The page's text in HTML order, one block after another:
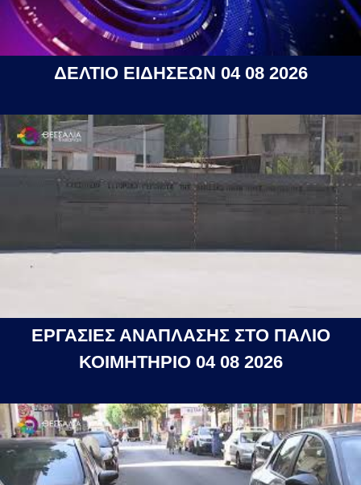
ΔΕΛΤΙΟ ΕΙΔΗΣΕΩΝ 04 08 2026
ΕΡΓΑΣΙΕΣ ΑΝΑΠΛΑΣΗΣ ΣΤΟ ΠΑΛΙΟ
ΚΟΙΜΗΤΗΡΙΟ 04 08 2026